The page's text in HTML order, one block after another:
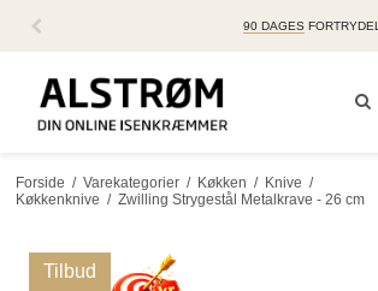
90 DAGESFORTRYDELSESRET
Forside / Varekategorier / Køkken / Knive /
Køkkenknive / Zwilling Strygestål Metalkrave - 26 cm
Tilbud